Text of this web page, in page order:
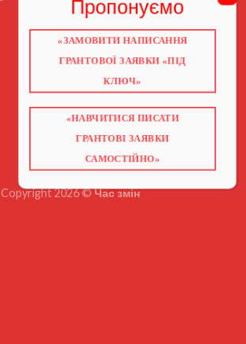
ГОЛОВНА
ГРАНТИ 2026
НАВЧАННЯ
КНИГИ
ВІДЕО ПРО ГРАНТИ
Copyright 2026 ©Час змін
«ЗАМОВИТИ НАПИСАННЯ
ГРАНТОВОЇ ЗАЯВКИ «ПІД
КЛЮЧ»
«НАВЧИТИСЯ ПИСАТИ
ГРАНТОВІ ЗАЯВКИ
САМОСТІЙНО»